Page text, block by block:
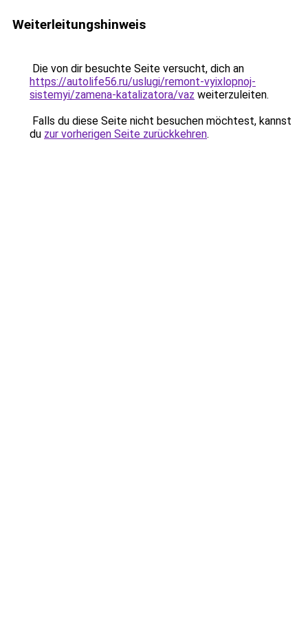
Weiterleitungshinweis
Die von dir besuchte Seite versucht, dich an
https://autolife56.ru/uslugi/remont-vyixlopnoj-
sistemyi/zamena-katalizatora/vaz weiterzuleiten.
Falls du diese Seite nicht besuchen möchtest, kannst
du zur vorherigen Seite zurückkehren.